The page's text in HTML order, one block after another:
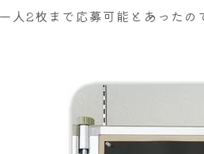
人2枚まで応募可能とあった